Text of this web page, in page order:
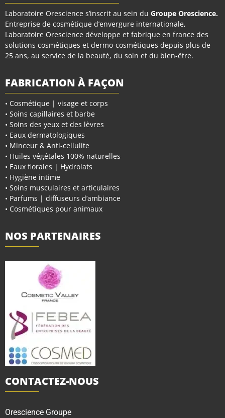
Laboratoire Orescience s’inscrit au sein du Groupe Orescience.
Entreprise de cosmétique d’envergure internationale,
Laboratoire Orescience développe et fabrique en france des
solutions cosmétiques et dermo-cosmétiques depuis plus de
25 ans, au service de la beauté, du soin et du bien-être.
FABRICATION À FAÇON
• Cosmétique | visage et corps
• Soins capillaires et barbe
• Soins des yeux et des lèvres
• Eaux dermatologiques
• Minceur & Anti-cellulite
• Huiles végétales 100% naturelles
• Eaux florales | Hydrolats
• Hygiène intime
• Soins musculaires et articulaires
• Parfums | diffuseurs d’ambiance
• Cosmétiques pour animaux
NOS PARTENAIRES
CONTACTEZ-NOUS
Orescience Groupe